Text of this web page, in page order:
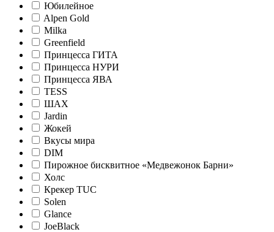
Юбилейное
Alpen Gold
Milka
Greenfield
Принцесса ГИТА
Принцесса НУРИ
Принцесса ЯВА
TESS
ШАХ
Jardin
Жокей
Вкусы мира
DIM
Пирожное бисквитное «Медвежонок Барни»
Холс
Крекер TUC
Solen
Glance
JoeBlack